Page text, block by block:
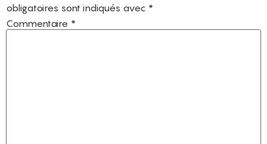
obligatoires sont indiqués avec *
Commentaire *